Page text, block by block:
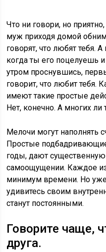
Что ни говори, но
муж приходя домой
говорят, что любят тебя.
когда ты его поцелуешь
утром проснувшись,
говорит, что любит
имеют такие простые
Нет, конечно. А многих
Мелочи могут наполнять
Простые
годы, дают существенную
самоощущении. Каждое
минимум времени. Но
удивитесь своим
станут постоянными.
Говорите чаще,
друга.